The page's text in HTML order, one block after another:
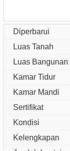
Diperbarui
Luas Tanah
Luas Bangunan
Kamar Tidur
Kamar Mandi
Sertifikat
Kondisi
Kelengkapan